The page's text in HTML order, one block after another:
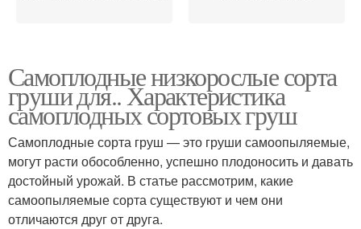
Самоплодные низкорослые сорта
груши для.. Характеристика
самоплодных сортовых груш
Самоплодные сорта груш — это груши самоопыляемые,
могут расти обособленно, успешно плодоносить и давать
достойный урожай. В статье рассмотрим, какие
самоопыляемые сорта существуют и чем они
отличаются друг от друга.